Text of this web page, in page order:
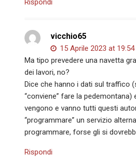
Rispondi
vicchio65
15 Aprile 2023 at 19:54
Ma tipo prevedere una navetta
dei lavori, no?
Dice che hanno i dati sul traffico
“conviene” fare la pedemontana)
vengono e vanno tutti questi
“programmare” un servizio
programmare, forse gli si
Rispondi